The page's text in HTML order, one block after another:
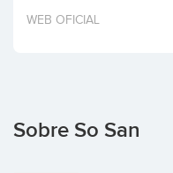
Invertir
WEB OFICIAL
Sobre So San